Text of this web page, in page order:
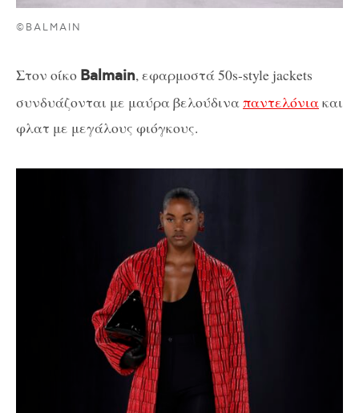
©BALMAIN
Στον οίκο Balmain, εφαρμοστά 50s-style jackets
συνδυάζονται με μαύρα βελούδιναπαντελόνιακαι
φλατ με μεγάλους φιόγκους.